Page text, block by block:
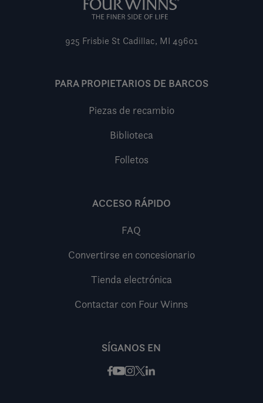
925 Frisbie St Cadillac, MI 49601
PARA PROPIETARIOS DE BARCOS
Piezas de recambio
Biblioteca
Folletos
ACCESO RÁPIDO
FAQ
Convertirse en concesionario
Tienda electrónica
Contactar con Four Winns
SÍGANOS EN
Facebook
Youtube
Instagram
X / Twitter
LinkedIn